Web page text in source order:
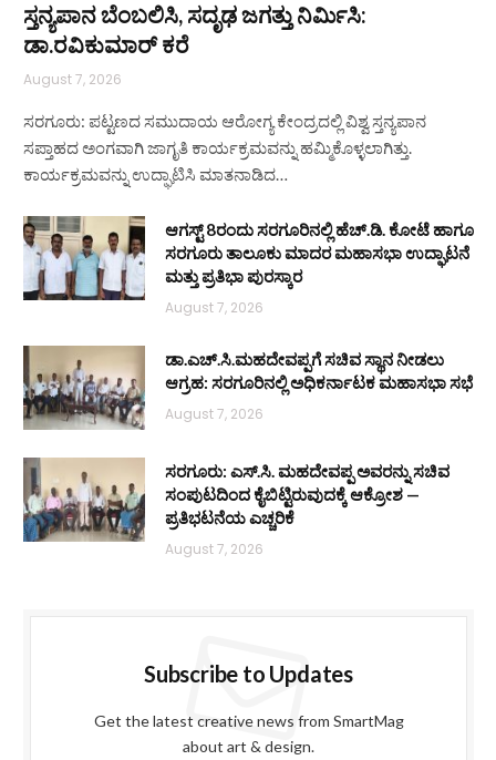
ಸ್ತನ್ಯಪಾನ ಬೆಂಬಲಿಸಿ, ಸದೃಢ ಜಗತ್ತು ನಿರ್ಮಿಸಿ:
ಡಾ.ರವಿಕುಮಾರ್ ಕರೆ
August 7, 2026
ಸರಗೂರು: ಪಟ್ಟಣದ ಸಮುದಾಯ ಆರೋಗ್ಯ ಕೇಂದ್ರದಲ್ಲಿ ವಿಶ್ವ ಸ್ತನ್ಯಪಾನ
ಸಪ್ತಾಹದ ಅಂಗವಾಗಿ ಜಾಗೃತಿ ಕಾರ್ಯಕ್ರಮವನ್ನು ಹಮ್ಮಿಕೊಳ್ಳಲಾಗಿತ್ತು.
ಕಾರ್ಯಕ್ರಮವನ್ನು ಉದ್ಘಾಟಿಸಿ ಮಾತನಾಡಿದ…
ಆಗಸ್ಟ್ 8ರಂದು ಸರಗೂರಿನಲ್ಲಿ ಹೆಚ್.ಡಿ. ಕೋಟೆ ಹಾಗೂ
ಸರಗೂರು ತಾಲೂಕು ಮಾದರ ಮಹಾಸಭಾ ಉದ್ಘಾಟನೆ
ಮತ್ತು ಪ್ರತಿಭಾ ಪುರಸ್ಕಾರ
August 7, 2026
ಡಾ.ಎಚ್.ಸಿ.ಮಹದೇವಪ್ಪಗೆ ಸಚಿವ ಸ್ಥಾನ ನೀಡಲು
ಆಗ್ರಹ: ಸರಗೂರಿನಲ್ಲಿ ಅಧಿಕರ್ನಾಟಕ ಮಹಾಸಭಾ ಸಭೆ
August 7, 2026
ಸರಗೂರು: ಎಸ್.ಸಿ. ಮಹದೇವಪ್ಪ ಅವರನ್ನು ಸಚಿವ
ಸಂಪುಟದಿಂದ ಕೈಬಿಟ್ಟಿರುವುದಕ್ಕೆ ಆಕ್ರೋಶ —
ಪ್ರತಿಭಟನೆಯ ಎಚ್ಚರಿಕೆ
August 7, 2026
Subscribe to Updates
Get the latest creative news from SmartMag
about art & design.